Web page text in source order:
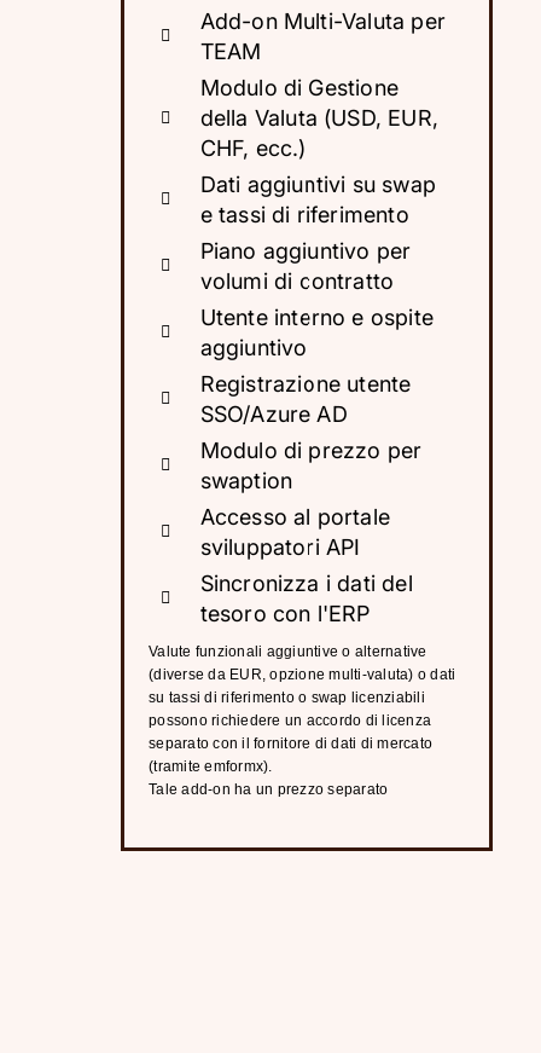
Add-on Multi-Valuta per
TEAM
Modulo di Gestione
della Valuta (USD, EUR,
CHF, ecc.)
Dati aggiuntivi su swap
e tassi di riferimento
Piano aggiuntivo per
volumi di contratto
Utente interno e ospite
aggiuntivo
Registrazione utente
SSO/Azure AD
Modulo di prezzo per
swaption
Accesso al portale
sviluppatori API
Sincronizza i dati del
tesoro con l'ERP
Valute funzionali aggiuntive o alternative
(diverse da EUR, opzione multi-valuta) o dati
su tassi di riferimento o swap licenziabili
possono richiedere un accordo di licenza
separato con il fornitore di dati di mercato
(tramite emformx).
Tale add-on ha un prezzo separato